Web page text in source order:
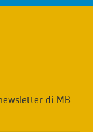
di MB